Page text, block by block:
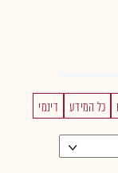
כל המידע דינמי